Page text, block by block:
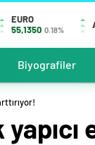
EURO
55,1350 0.18%
Biyografiler